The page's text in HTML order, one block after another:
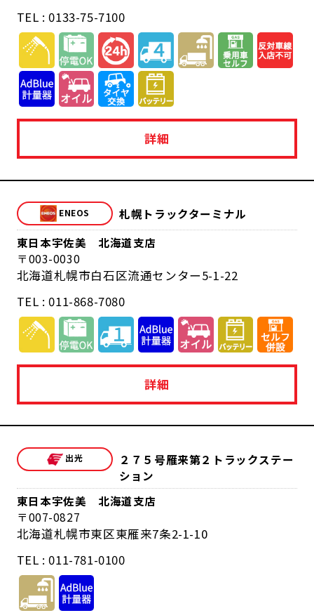
TEL : 0133-75-7100
詳細
札幌トラックターミナル
東日本宇佐美 北海道支店
003-0030
北海道札幌市白石区流通センター5-1-22
TEL : 011-868-7080
詳細
２７５号雁来第２トラックステー
ション
東日本宇佐美 北海道支店
007-0827
北海道札幌市東区東雁来7条2-1-10
TEL : 011-781-0100